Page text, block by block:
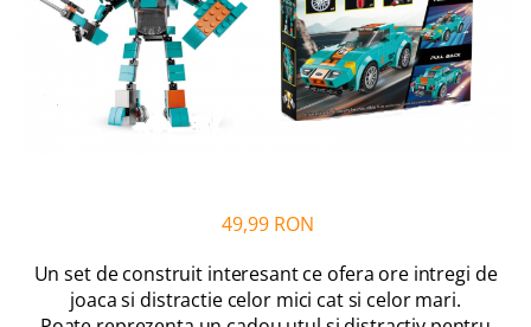
Alfabet si matematica
Jocuri de memorie si inteligenta
Seria Lectia de sanatate
Editura Litera
Editura Galaxia Copiilor
Colectia PIXI
Colectia Micul Paianjen Firicel
Atlase Enciclopedii
Marea carte
49,99 RON
Un set de construit interesant ce ofera ore intregi de
joaca si distractie celor mici cat si celor mari.